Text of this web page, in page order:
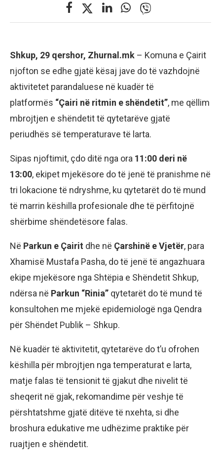
Shkup, 29 qershor, Zhurnal.mk – Komuna e Çairit
njofton se edhe gjatë kësaj jave do të vazhdojnë
aktivitetet parandaluese në kuadër të
platformës “Çairi në ritmin e shëndetit”, me qëllim
mbrojtjen e shëndetit të qytetarëve gjatë
periudhës së temperaturave të larta.
Sipas njoftimit, çdo ditë nga ora 11:00 deri në
13:00, ekipet mjekësore do të jenë të pranishme në
tri lokacione të ndryshme, ku qytetarët do të mund
të marrin këshilla profesionale dhe të përfitojnë
shërbime shëndetësore falas.
Në Parkun e Çairit dhe në Çarshinë e Vjetër, para
Xhamisë Mustafa Pasha, do të jenë të angazhuara
ekipe mjekësore nga Shtëpia e Shëndetit Shkup,
ndërsa në Parkun “Rinia” qytetarët do të mund të
konsultohen me mjekë epidemiologë nga Qendra
për Shëndet Publik – Shkup.
Në kuadër të aktivitetit, qytetarëve do t’u ofrohen
këshilla për mbrojtjen nga temperaturat e larta,
matje falas të tensionit të gjakut dhe nivelit të
sheqerit në gjak, rekomandime për veshje të
përshtatshme gjatë ditëve të nxehta, si dhe
broshura edukative me udhëzime praktike për
ruajtjen e shëndetit.